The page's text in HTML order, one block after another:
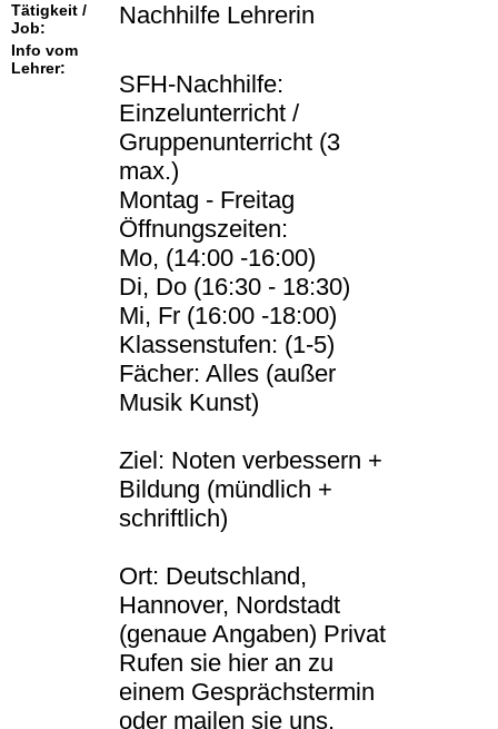
Tätigkeit /
Job:
Nachhilfe Lehrerin
Info vom
Lehrer:
SFH-Nachhilfe:
Einzelunterricht /
Gruppenunterricht (3
max.)
Montag - Freitag
Öffnungszeiten:
Mo, (14:00 -16:00)
Di, Do (16:30 - 18:30)
Mi, Fr (16:00 -18:00)
Klassenstufen: (1-5)
Fächer: Alles (außer
Musik Kunst)
Ziel: Noten verbessern +
Bildung (mündlich +
schriftlich)
Ort: Deutschland,
Hannover, Nordstadt
(genaue Angaben) Privat
Rufen sie hier an zu
einem Gesprächstermin
oder mailen sie uns.